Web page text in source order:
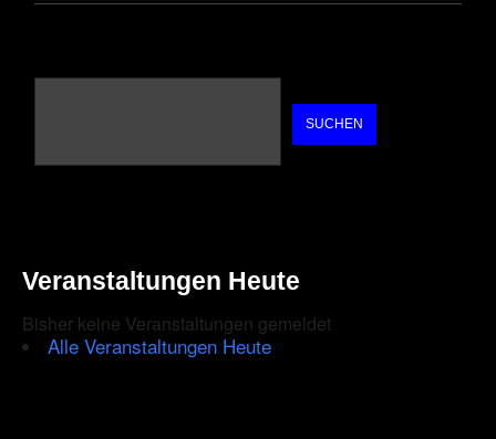
SUCHEN
Veranstaltungen Heute
Bisher keine Veranstaltungen gemeldet
Alle Veranstaltungen Heute